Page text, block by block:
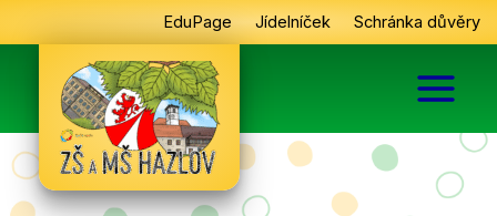
na
EduPage Jídelníček Schránka důvěry